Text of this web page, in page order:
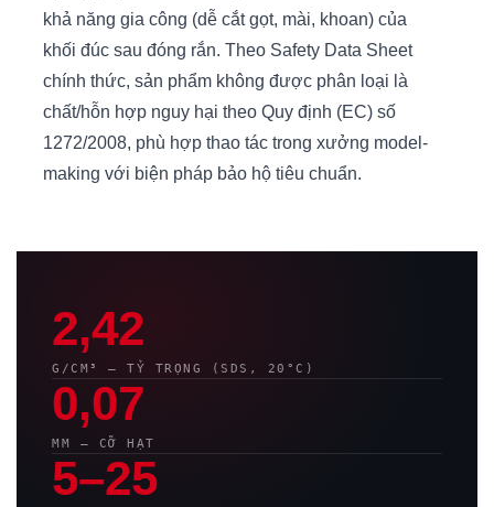
khả năng gia công (dễ cắt gọt, mài, khoan) của
khối đúc sau đóng rắn. Theo Safety Data Sheet
chính thức, sản phẩm không được phân loại là
chất/hỗn hợp nguy hại theo Quy định (EC) số
1272/2008, phù hợp thao tác trong xưởng model-
making với biện pháp bảo hộ tiêu chuẩn.
2,42
G/CM³ — TỶ TRỌNG (SDS, 20°C)
0,07
MM — CỠ HẠT
5–25